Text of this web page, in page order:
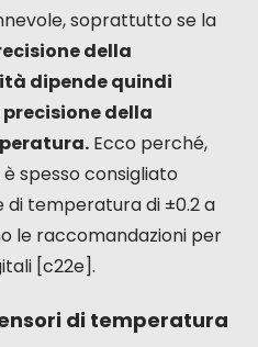
soprattutto se la
della
dipende quindi
della
Ecco perché,
spesso consigliato
di temperatura di ±0.2 a
le raccomandazioni per
[c22e].
di temperatura